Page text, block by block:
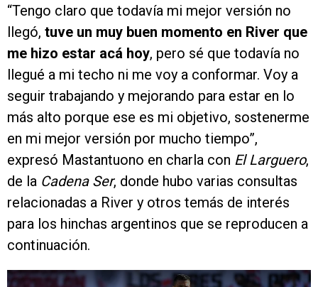
“Tengo claro que todavía mi mejor versión no
llegó, tuve un muy buen momento en River que
me hizo estar acá hoy, pero sé que todavía no
llegué a mi techo ni me voy a conformar. Voy a
seguir trabajando y mejorando para estar en lo
más alto porque ese es mi objetivo, sostenerme
en mi mejor versión por mucho tiempo”,
expresó Mastantuono en charla con El Larguero,
de la Cadena Ser, donde hubo varias consultas
relacionadas a River y otros temás de interés
para los hinchas argentinos que se reproducen a
continuación.